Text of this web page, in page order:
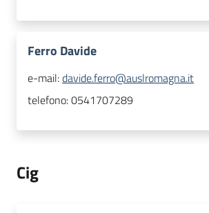
Ferro Davide
e-mail:davide.ferro@auslromagna.it
telefono:0541707289
Cig